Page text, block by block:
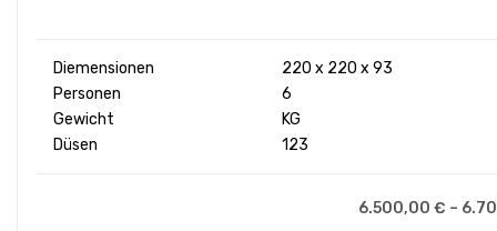
Diemensionen
220 x 220 x 93
Personen
6
Gewicht
KG
Düsen
123
6.500,00 € –